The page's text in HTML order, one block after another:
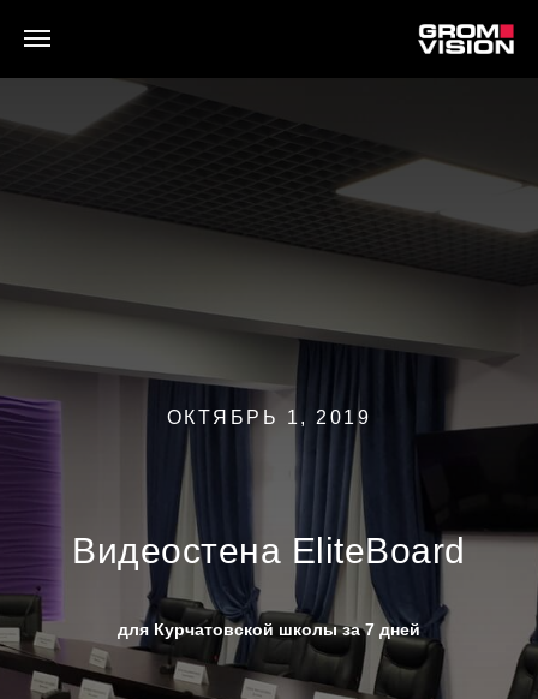
ОКТЯБРЬ 1, 2019
Видеостена EliteBoard
для Курчатовской школы за 7 дней